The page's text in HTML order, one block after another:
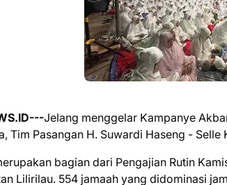
Jelang menggelar Kampanye
Tim Pasangan H. Suwardi Haseng -
bagian dari Pengajian Rutin
Lilirilau. 554 jamaah yang didominasi